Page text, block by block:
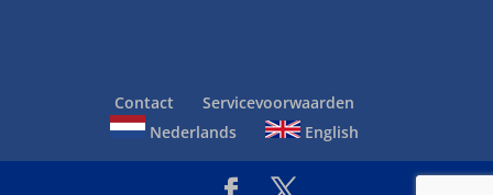
Contact
Servicevoorwaarden
Nederlands
English